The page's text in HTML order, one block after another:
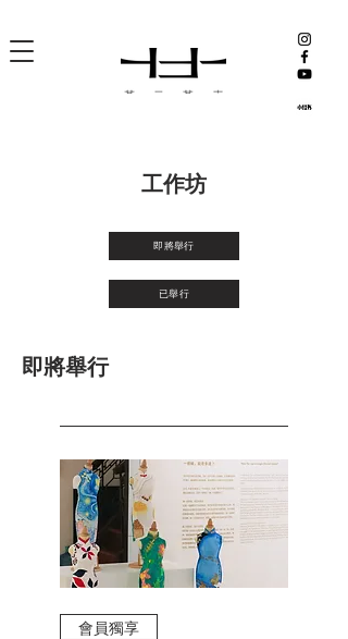
工作坊
即將舉行
已舉行
即將舉行
會員獨享